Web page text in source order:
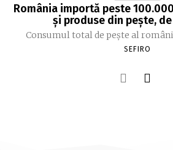
România importă peste
şi produse din peşte,
Consumul total de peşte al
SEFIRO